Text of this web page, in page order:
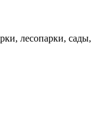
лесопарки, сады,